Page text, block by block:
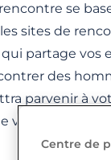
se
sites de
partage vos
des
parvenir à
vous
Centre de